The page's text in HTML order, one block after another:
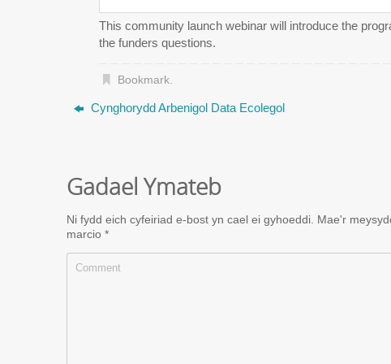
This community launch webinar will introduce the
the funders questions.
Bookmark.
Cynghorydd Arbenigol Data Ecolegol
Gadael Ymateb
Ni fydd eich cyfeiriad e-bost yn cael ei gyhoeddi. Mae'r
marcio *